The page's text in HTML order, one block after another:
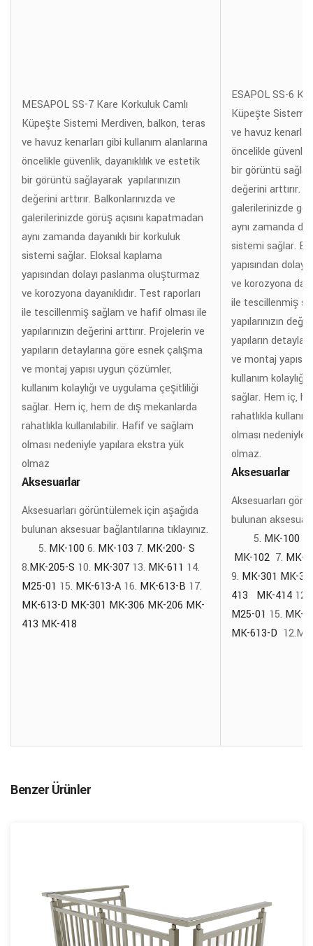
MESAPOL SS-7 Kare Korkuluk Camlı
Küpeşte Sistemi Merdiven, balkon, teras
ve havuz kenarları gibi kullanım alanlarına
öncelikle güvenlik, dayanıklılık ve estetik
bir görüntü sağlayarak yapılarınızın
değerini arttırır. Balkonlarınızda ve
galerilerinizde görüş açısını kapatmadan
aynı zamanda dayanıklı bir korkuluk
sistemi sağlar. Eloksal kaplama
yapısından dolayı paslanma oluşturmaz
ve korozyona dayanıklıdır. Test raporları
ile tescillenmiş sağlam ve hafif olması ile
yapılarınızın değerini arttırır. Projelerin ve
yapıların detaylarına göre esnek çalışma
ve montaj yapısı uygun çözümler,
kullanım kolaylığı ve uygulama çeşitliliği
sağlar. Hem iç, hem de dış mekanlarda
rahatlıkla kullanılabilir. Hafif ve sağlam
olması nedeniyle yapılara ekstra yük
olmaz
Aksesuarlar
Aksesuarları görüntülemek için aşağıda
bulunan aksesuar bağlantılarına tıklayınız.
5. MK-100 6. MK-103 7. MK-200- S
8.MK-205-S 10. MK-307 13. MK-611 14.
M25-01 15. MK-613-A 16. MK-613-B 17.
MK-613-D MK-301 MK-306 MK-206 MK-
413 MK-418
ESAPOL SS-6
Küpeşte Sistemi
ve havuz
öncelikle güvenlik,
bir görüntü
değerini arttırır.
galerilerinizde
aynı zamanda
sistemi sağlar.
yapısından
ve korozyona
ile tescillenmiş
yapılarınızın
yapıların
ve montaj yapısı
kullanım
sağlar. Hem iç,
rahatlıkla
olması nedeniyle
olmaz.
Aksesuarlar
Aksesuarları
bulunan aksesuar
5. MK-100
MK-102 7. MK-
9. MK-301 MK-
413 MK-414
M25-01 15. MK-
MK-613-D
Benzer Ürünler